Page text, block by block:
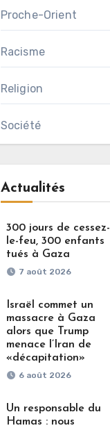
Proche-Orient
Racisme
Religion
Société
Actualités
300 jours de cessez-
le-feu, 300 enfants
tués à Gaza
7 août 2026
Israël commet un
massacre à Gaza
alors que Trump
menace l’Iran de
«décapitation»
6 août 2026
Un responsable du
Hamas : nous